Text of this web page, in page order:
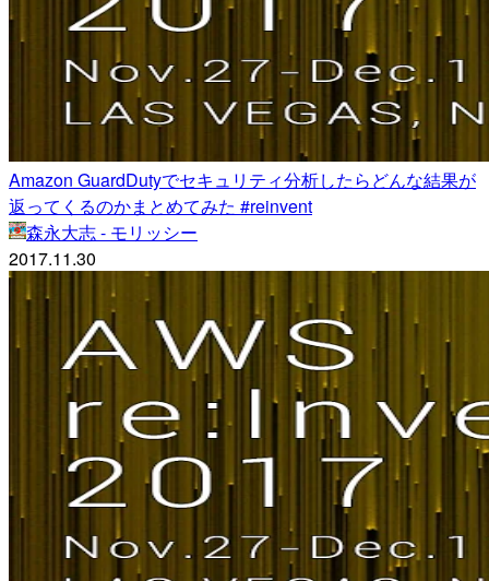
Amazon GuardDutyでセキュリティ分析したらどんな結果が
返ってくるのかまとめてみた #reinvent
森永大志 - モリッシー
2017.11.30